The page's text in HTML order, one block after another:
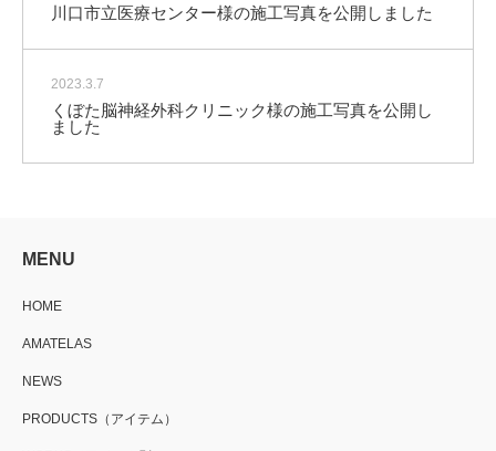
川口市立医療センター様の施工写真を公開しました
2023.3.7
くぼた脳神経外科クリニック様の施工写真を公開し
ました
MENU
HOME
AMATELAS
NEWS
PRODUCTS（アイテム）